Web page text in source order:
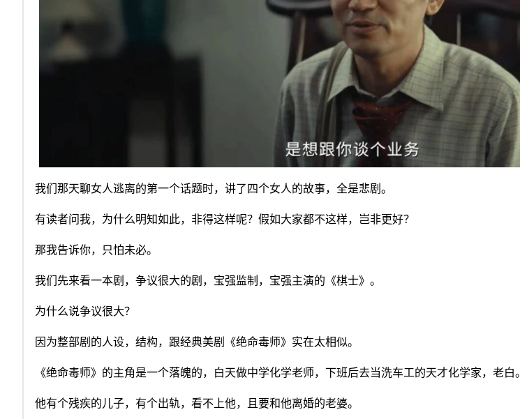
我们那天聊女人逃离的第一个话题时，讲了四个女人的故事，全是悲剧。
有读者问我，为什么明知如此，非得这样呢？假如大家都不这样，岂非更好？
那我告诉你，只怕未必。
我们先来看一本剧，争议很大的剧，宝强监制，宝强主演的《棋士》。
为什么说争议很大？
因为整部剧的人设，结构，跟经典美剧《绝命毒师》实在太相似。
《绝命毒师》的主角是一个落魄的，白天做中学化学老师，下班后去当洗车工的天才化学家，老白。
他有个残疾的儿子，有个出轨，看不上他，且要和他离婚的老婆。